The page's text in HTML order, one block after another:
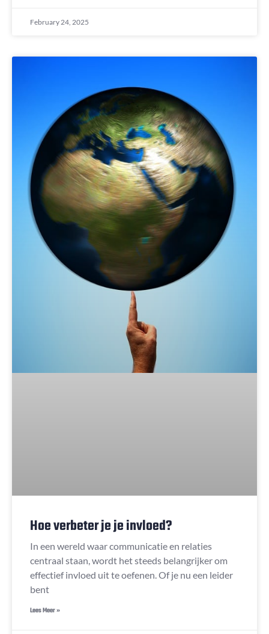
February 24, 2025
Hoe verbeter je je invloed?
In een wereld waar communicatie en relaties
centraal staan, wordt het steeds belangrijker om
effectief invloed uit te oefenen. Of je nu een leider
bent
Lees Meer »